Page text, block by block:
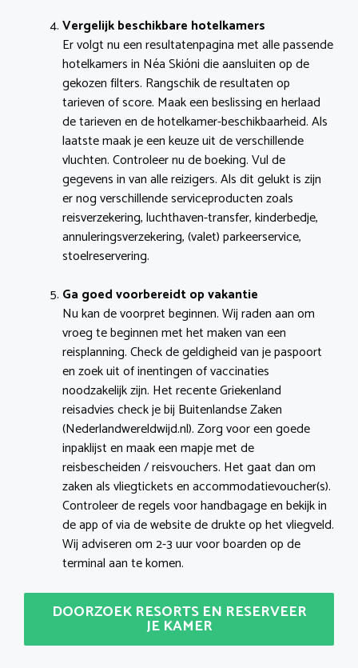
Vergelijk beschikbare hotelkamers
Er volgt nu een resultatenpagina met alle passende
hotelkamers in Néa Skióni die aansluiten op de
gekozen filters. Rangschik de resultaten op
tarieven of score. Maak een beslissing en herlaad
de tarieven en de hotelkamer-beschikbaarheid. Als
laatste maak je een keuze uit de verschillende
vluchten. Controleer nu de boeking. Vul de
gegevens in van alle reizigers. Als dit gelukt is zijn
er nog verschillende serviceproducten zoals
reisverzekering, luchthaven-transfer, kinderbedje,
annuleringsverzekering, (valet) parkeerservice,
stoelreservering.
Ga goed voorbereidt op vakantie
Nu kan de voorpret beginnen. Wij raden aan om
vroeg te beginnen met het maken van een
reisplanning. Check de geldigheid van je paspoort
en zoek uit of inentingen of vaccinaties
noodzakelijk zijn. Het recente Griekenland
reisadvies check je bij Buitenlandse Zaken
(Nederlandwereldwijd.nl). Zorg voor een goede
inpaklijst en maak een mapje met de
reisbescheiden / reisvouchers. Het gaat dan om
zaken als vliegtickets en accommodatievoucher(s).
Controleer de regels voor handbagage en bekijk in
de app of via de website de drukte op het vliegveld.
Wij adviseren om 2-3 uur voor boarden op de
terminal aan te komen.
DOORZOEK RESORTS EN RESERVEER
JE KAMER